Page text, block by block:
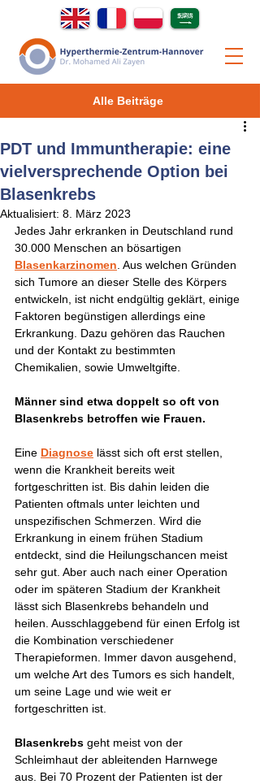
Alle Beiträge
PDT und Immuntherapie: eine
vielversprechende Option bei
Blasenkrebs
Aktualisiert: 8. März 2023
Jedes Jahr erkranken in Deutschland rund
30.000 Menschen an bösartigen
Blasenkarzinomen . Aus welchen Gründen
sich Tumore an dieser Stelle des Körpers
entwickeln, ist nicht endgültig geklärt, einige
Faktoren begünstigen allerdings eine
Erkrankung. Dazu gehören das Rauchen
und der Kontakt zu bestimmten
Chemikalien, sowie Umweltgifte.
Männer sind etwa doppelt so oft von
Blasenkrebs betroffen wie Frauen.
Eine Diagnose lässt sich oft erst stellen,
wenn die Krankheit bereits weit
fortgeschritten ist. Bis dahin leiden die
Patienten oftmals unter leichten und
unspezifischen Schmerzen. Wird die
Erkrankung in einem frühen Stadium
entdeckt, sind die Heilungschancen meist
sehr gut. Aber auch nach einer Operation
oder im späteren Stadium der Krankheit
lässt sich Blasenkrebs behandeln und
heilen. Ausschlaggebend für einen Erfolg ist
die Kombination verschiedener
Therapieformen. Immer davon ausgehend,
um welche Art des Tumors es sich handelt,
um seine Lage und wie weit er
fortgeschritten ist.
Blasenkrebs geht meist von der
Schleimhaut der ableitenden Harnwege
aus. Bei 70 Prozent der Patienten ist der